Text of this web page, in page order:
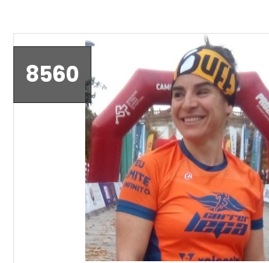
8560